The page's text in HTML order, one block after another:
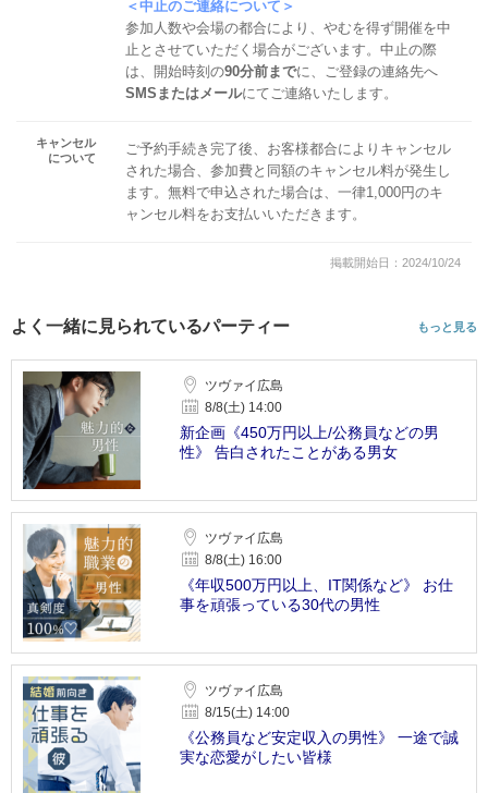
＜中止のご連絡について＞
参加人数や会場の都合により、やむを得ず開催を中
止とさせていただく場合がございます。中止の際
は、開始時刻の90分前までに、ご登録の連絡先へ
SMSまたはメールにてご連絡いたします。
キャンセル
について
ご予約手続き完了後、お客様都合によりキャンセル
された場合、参加費と同額のキャンセル料が発生し
ます。無料で申込された場合は、一律1,000円のキ
ャンセル料をお支払いいただきます。
掲載開始日：2024/10/24
よく一緒に見られているパーティー もっと見る
ツヴァイ広島
8/8(土) 14:00
新企画《450万円以上/公務員などの男
性》 告白されたことがある男女
ツヴァイ広島
8/8(土) 16:00
《年収500万円以上、IT関係など》 お仕
事を頑張っている30代の男性
ツヴァイ広島
8/15(土) 14:00
《公務員など安定収入の男性》 一途で誠
実な恋愛がしたい皆様